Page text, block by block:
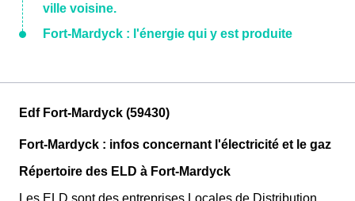
ville voisine.
Fort-Mardyck : l'énergie qui y est produite
Edf Fort-Mardyck (59430)
Fort-Mardyck : infos concernant l'électricité et le gaz
Répertoire des ELD à Fort-Mardyck
Les ELD sont des entreprises Locales de Distribution